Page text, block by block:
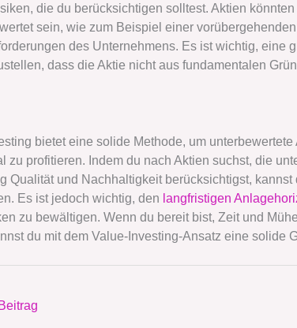
die du berücksichtigen solltest. Aktien
sein, wie zum Beispiel einer
des Unternehmens. Es ist wichtig, eine
dass die Aktie nicht aus fundamentalen
bietet eine solide Methode, um
zu profitieren. Indem du nach Aktien suchst, die
Qualität und Nachhaltigkeit berücksichtigst,
Es ist jedoch wichtig, den langfristigen
zu bewältigen. Wenn du bereit bist, Zeit und
du mit dem Value-Investing-Ansatz eine solide